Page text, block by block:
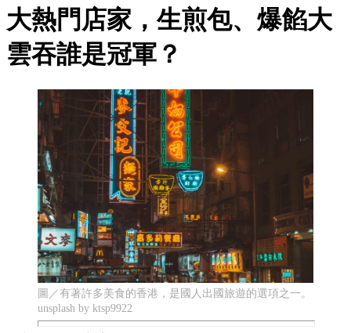
大熱門店家，生煎包、爆餡大
雲吞誰是冠軍？
圖／有著許多美食的香港，是國人出國旅遊的選項之一。
unsplash by ktsp9922